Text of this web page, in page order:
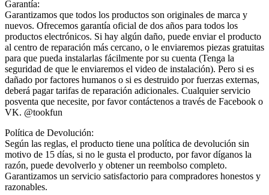
Garantía:
Garantizamos que todos los productos son originales de marca y
nuevos. Ofrecemos garantía oficial de dos años para todos los
productos electrónicos. Si hay algún daño, puede enviar el producto
al centro de reparación más cercano, o le enviaremos piezas gratuitas
para que pueda instalarlas fácilmente por su cuenta (Tenga la
seguridad de que le enviaremos el video de instalación). Pero si es
dañado por factores humanos o si es destruido por fuerzas externas,
deberá pagar tarifas de reparación adicionales. Cualquier servicio
posventa que necesite, por favor contáctenos a través de Facebook o
VK. @tookfun
Política de Devolución:
Según las reglas, el producto tiene una política de devolución sin
motivo de 15 días, si no le gusta el producto, por favor díganos la
razón, puede devolverlo y obtener un reembolso completo.
Garantizamos un servicio satisfactorio para compradores honestos y
razonables.